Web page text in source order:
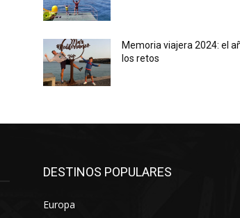
Memoria viajera 2024: el
los retos
DESTINOS POPULARES
Europa